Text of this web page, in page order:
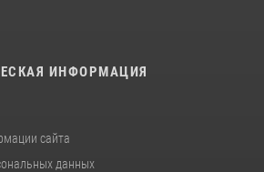
ИНФОРМАЦИЯ
сайта
данных